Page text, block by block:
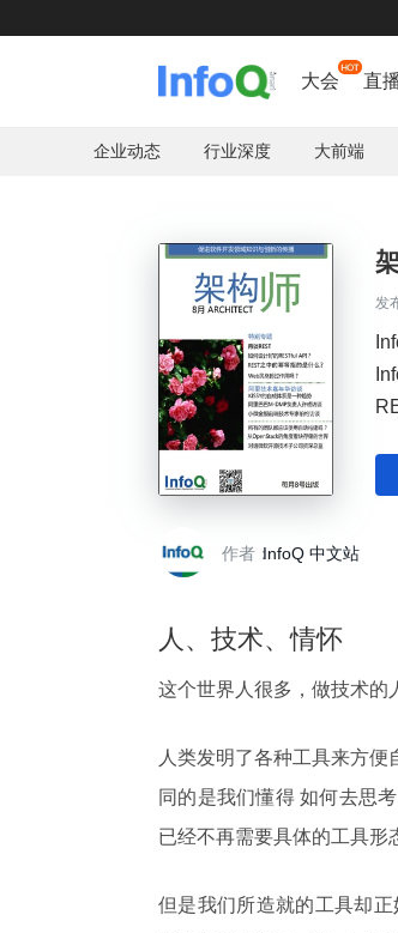
首页 大会 直
企业动态 行业深度 大前端
发
作者：InfoQ 中文站
人、技术、情怀
这个世界人很多，做技术的
人类发明了各种工具来方
同的是我们懂得 如何去思
已经不再需要具体的工具形
但是我们所造就的工具却